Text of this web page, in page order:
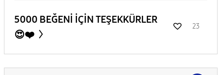
5000 BEĞENİ İÇİN TEŞEKKÜRLER
😍❤️
23